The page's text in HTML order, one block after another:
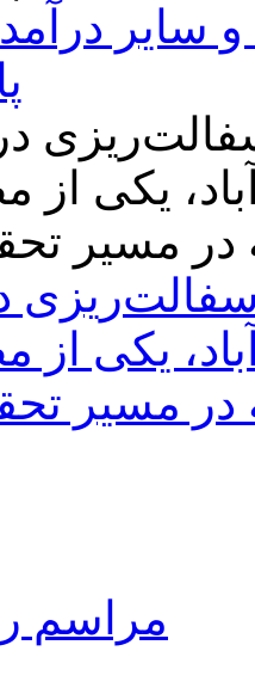
سایر
یکی از
در مسیر
مراسم